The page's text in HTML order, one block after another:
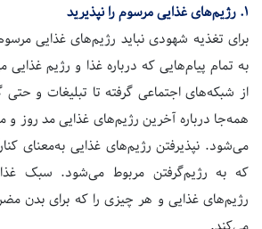
۱. رژیم‌های غذایی مرسوم را نپذیرید
برای تغذیه شهودی نباید رژیم‌های غذایی
به تمام پیام‌هایی که درباره غذا و رژیم
از شبکه‌های اجتماعی گرفته تا تبلیغات و
همه‌جا درباره آخرین رژیم‌های غذایی مد
می‌شود. نپذیرفتن رژیم‌های غذایی به‌معنای
که به رژیم‌گرفتن مربوط می‌شود. سبک
رژیم‌های غذایی و هر چیزی را که برای بدن